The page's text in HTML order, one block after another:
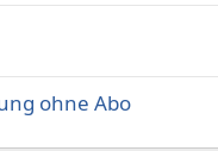
ohne Abo